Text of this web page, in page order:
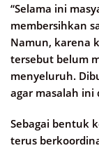
“Selama ini
membersihkan
Namun, karena
tersebut belum
menyeluruh.
agar masalah ini
Sebagai bentuk
terus